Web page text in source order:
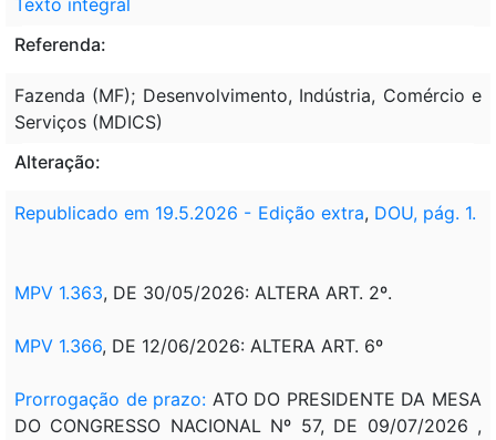
Referenda:
Fazenda (MF); Desenvolvimento, Indústria, Comércio e
Serviços (MDICS)
Alteração:
Republicado em 19.5.2026 - Edição extra, DOU, pág. 1.
MPV 1.363, DE 30/05/2026: ALTERA ART. 2º.
MPV 1.366, DE 12/06/2026: ALTERA ART. 6º
Prorrogação de prazo: ATO DO PRESIDENTE DA MESA
DO CONGRESSO NACIONAL Nº 57, DE 09/07/2026 ,